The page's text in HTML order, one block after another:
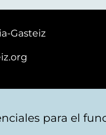
Gasteiz
para el